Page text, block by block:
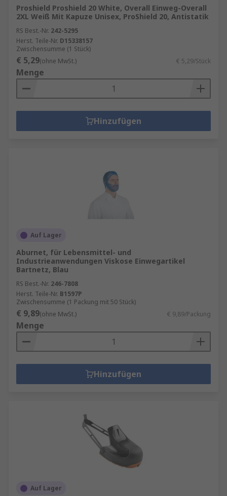
Proshield Proshield 20 White, Overall Einweg-Overall
2XL Weiß Mit Kapuze Unisex, ProShield 20, Antistatik
RS Best.-Nr. 242-5295
Herst. Teile-Nr. D15338157
Zwischensumme (1 Stück)
€ 5,29(ohne MwSt.) € 5,29/Stück
Menge
Hinzufügen
Auf Lager
Aburnet, für Lebensmittel- und
Industrieanwendungen Viskose Einwegartikel
Bartnetz, Blau
RS Best.-Nr. 246-7808
Herst. Teile-Nr. B1597P
Zwischensumme (1 Packung mit 50 Stück)
€ 9,89(ohne MwSt.) € 9,89/Packung
Menge
Hinzufügen
Auf Lager